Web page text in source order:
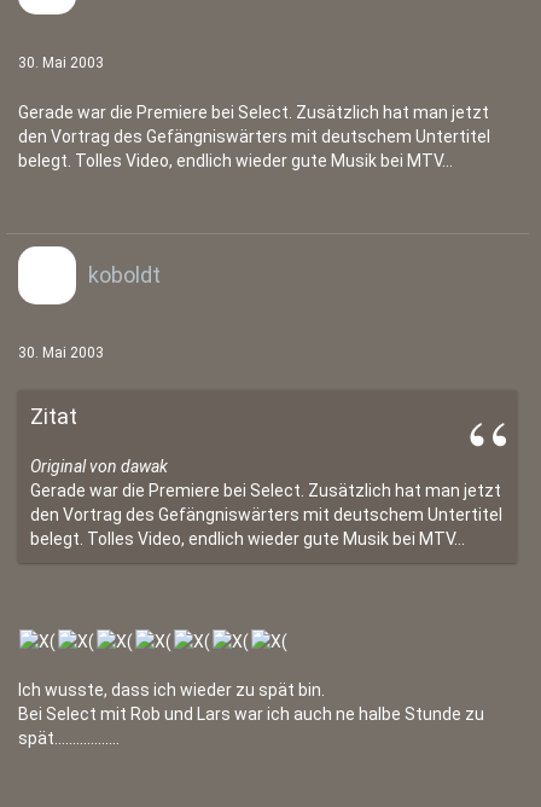
30. Mai 2003
Gerade war die Premiere bei Select. Zusätzlich hat man jetzt
den Vortrag des Gefängniswärters mit deutschem Untertitel
belegt. Tolles Video, endlich wieder gute Musik bei MTV...
koboldt
30. Mai 2003
Zitat
Original von dawak
Gerade war die Premiere bei Select. Zusätzlich hat man jetzt
den Vortrag des Gefängniswärters mit deutschem Untertitel
belegt. Tolles Video, endlich wieder gute Musik bei MTV...
Ich wusste, dass ich wieder zu spät bin.
Bei Select mit Rob und Lars war ich auch ne halbe Stunde zu
spät..................